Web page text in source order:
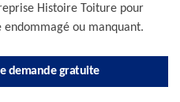
Histoire Toiture pour
ou manquant.
demande gratuite